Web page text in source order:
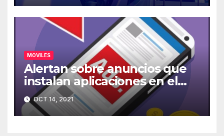
MOVILES
Alertan sobre anuncios que
instalan aplicaciones en el
móvil
OCT 14, 2021